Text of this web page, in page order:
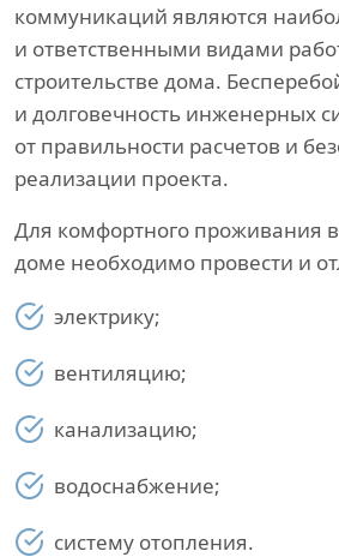
коммуникаций являются
и ответственными видами
строительстве дома.
и долговечность инженерных
от правильности расчетов и
реализации проекта.
Для комфортного проживания
доме необходимо провести и
электрику;
вентиляцию;
канализацию;
водоснабжение;
систему отопления.